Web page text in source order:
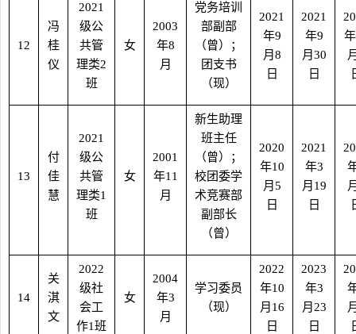
12
冯
桂
仪
2021
级公
共管
理类2
班
女
2003
年8
月
党务培训
部副部
（曾）；
团支书
（现）
2021
年9
月8
日
2021
年9
月30
日
年
13
付
佳
慧
2021
级公
共管
理类1
班
女
2001
年11
月
新生助理
班主任
（曾）；
校团委学
术竞赛部
副部长
（曾）
2020
年10
月5
日
2021
年3
月 19
日
14
关
淇
文
2022
级社
会工
作1班
女
2004
年3
月
学习委员
（现）
2022
年10
月 16
日
2023
年3
月 23
日